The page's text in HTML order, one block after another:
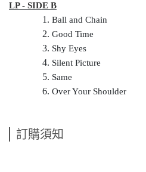
LP - SIDE B
Ball and Chain
Good Time
Shy Eyes
Silent Picture
Same
Over Your Shoulder
訂購須知